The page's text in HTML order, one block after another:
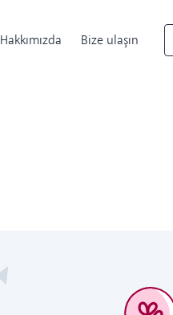
Hakkımızda Bize ulaşın